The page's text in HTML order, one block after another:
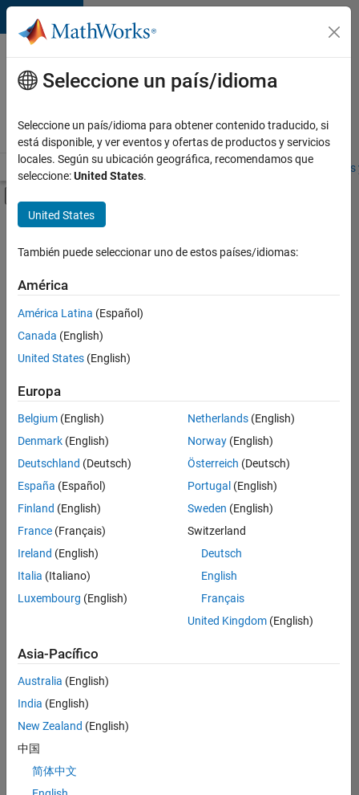
Saltar al contenido
Ofertas
de
empleo
MathWorks
Visión general Búsqueda de empleo Oficinas locales
Contenido principal
FILTRADO POR
Ordenar por
Guardar
empleos
seleccionados
No se
han
traducido
todos
los
empleos.
Busque
por
ubicación
todos
empleos
en su
zona.
Product Strategy Lead - Cloud & Ecosystem for Simulink
Seleccione un país/idioma
Seleccione un país/idioma para obtener contenido traducido, si
está disponible, y ver eventos y ofertas de productos y servicios
locales. Según su ubicación geográfica, recomendamos que
seleccione:United States.
United States
También puede seleccionar uno de estos países/idiomas:
América
América Latina (Español)
Canada (English)
United States (English)
Europa
Belgium (English)
Denmark (English)
Deutschland (Deutsch)
España (Español)
Finland (English)
France (Français)
Ireland (English)
Italia (Italiano)
Luxembourg (English)
Netherlands(English)
Norway(English)
Österreich (Deutsch)
Portugal (English)
Sweden (English)
Switzerland
Deutsch
English
Français
United Kingdom(English)
Asia-Pacífico
Australia (English)
India (English)
New Zealand (English)
中国
简体中文